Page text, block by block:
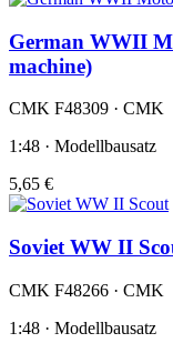
German WWII
machine)
CMK F48309 · CMK
1:48 · Modellbausatz
5,65 €
Soviet WW II
CMK F48266 · CMK
1:48 · Modellbausatz